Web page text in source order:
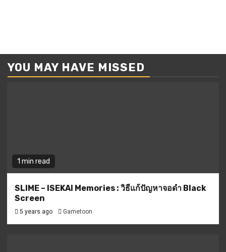
YOU MAY HAVE MISSED
1 min read
SLIME – ISEKAI Memories : วิธีแก้ปัญหาจอดำ Black
Screen
5 years ago Gametoon